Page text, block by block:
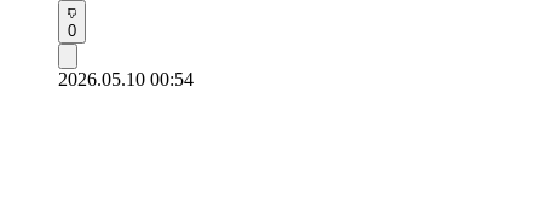
0
2026.05.10 00:54